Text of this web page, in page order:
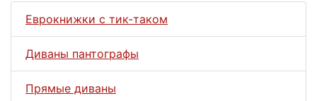
Еврокнижки с тик-таком
Диваны пантографы
Прямые диваны